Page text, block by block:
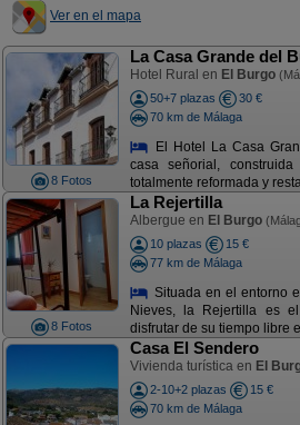
Ver en el mapa
8 Fotos
La Casa Grande del
Hotel Rural en El Burgo
50+7 plazas
30 €
70 km de Málaga
El Hotel La Casa
casa señorial,
totalmente reformada y
8 Fotos
La Rejertilla
Albergue en El Burgo
10 plazas
15 €
77 km de Málaga
Situada en el entorno
Nieves, la Rejertilla es
disfrutar de su tiempo libre
Casa El Sendero
Vivienda turística en El
2-10+2 plazas
15 €
70 km de Málaga